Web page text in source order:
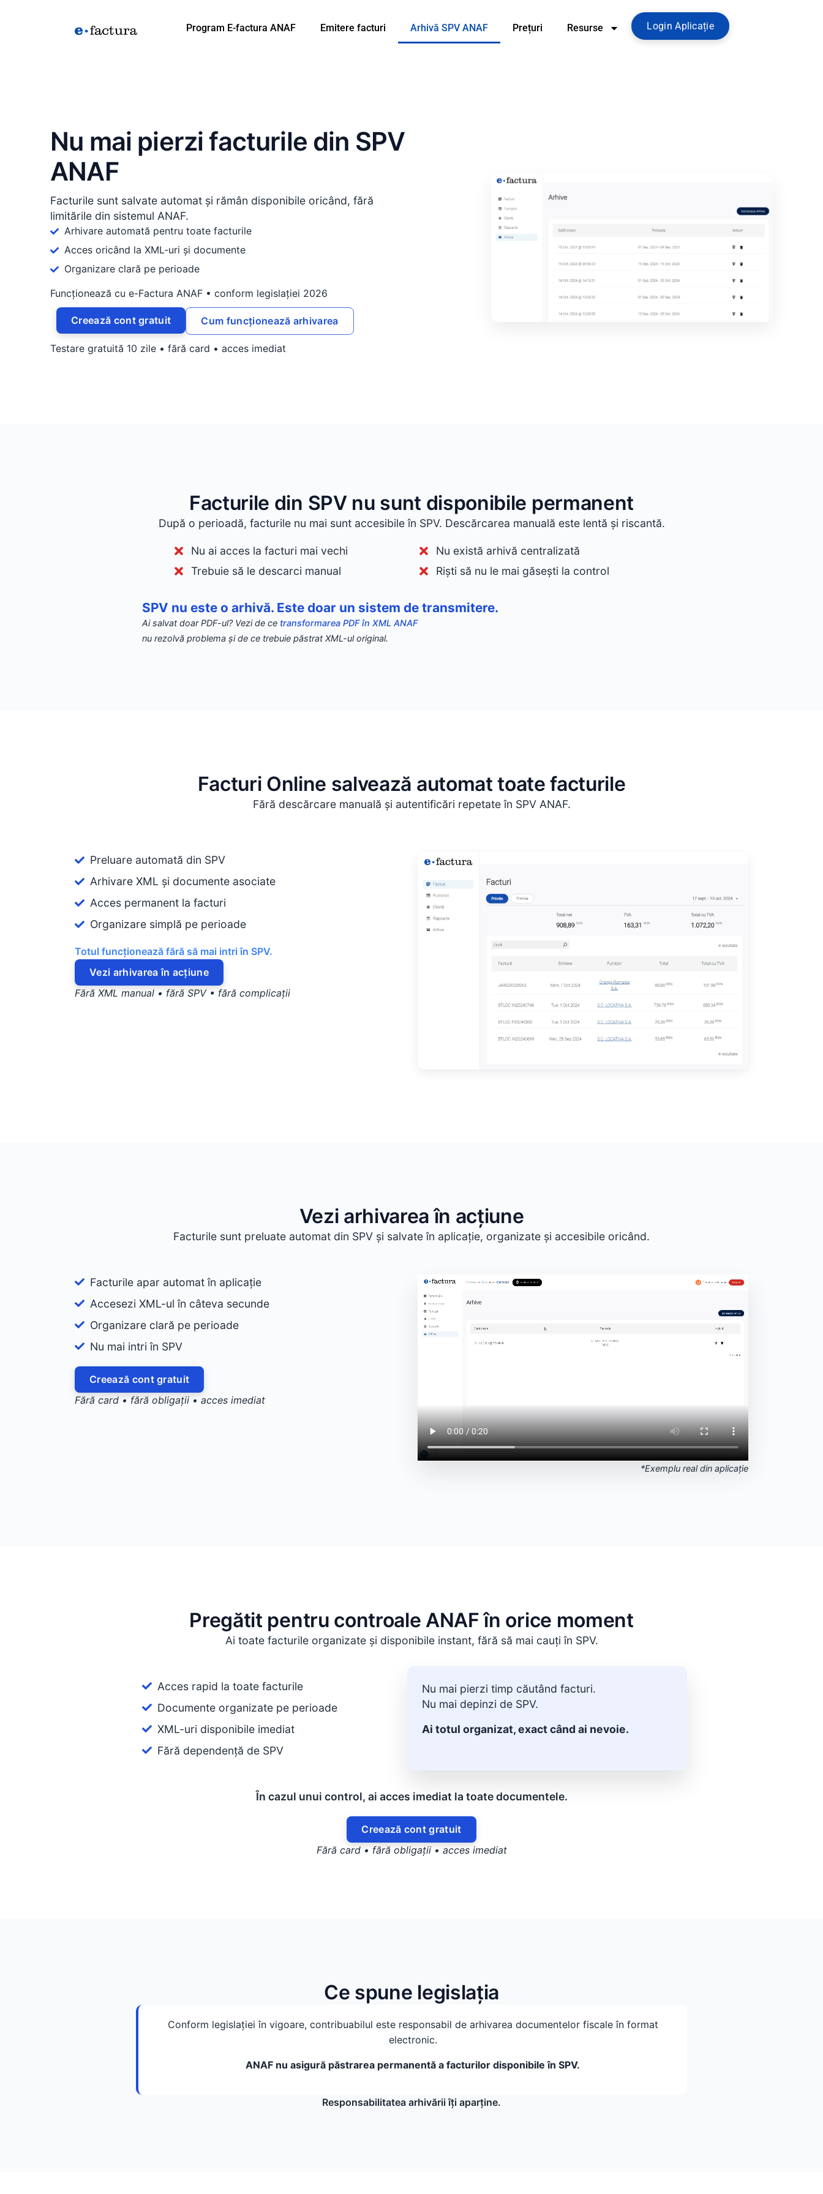
Program E-factura ANAF Emitere facturi Arhivă SPV ANAF Prețuri Resurse Login Aplicație
Nu mai pierzi facturile din SPV
ANAF
Facturile sunt salvate automat și rămân disponibile oricând, fără
limitările din sistemul ANAF.
Arhivare automată pentru toate facturile
Acces oricând la XML-uri și documente
Organizare clară pe perioade
Funcționează cu e-Factura ANAF • conform legislației 2026
Creează cont gratuit Cum funcționează arhivarea
Testare gratuită 10 zile • fără card • acces imediat
Facturile din SPV nu sunt disponibile permanent
După o perioadă, facturile nu mai sunt accesibile în SPV. Descărcarea manuală este lentă și riscantă.
Nu ai acces la facturi mai vechi
Trebuie să le descarci manual
Nu există arhivă centralizată
Rişti să nu le mai găsești la control
SPV nu este o arhivă. Este doar un sistem de transmitere.
Ai salvat doar PDF-ul? Vezi de ce transformarea PDF în XML ANAF
nu rezolvă problema și de ce trebuie păstrat XML-ul original.
Facturi Online salvează automat toate facturile
Fără descărcare manuală și autentificări repetate în SPV ANAF.
Preluare automată din SPV
Arhivare XML și documente asociate
Acces permanent la facturi
Organizare simplă pe perioade
Totul funcționează fără să mai intri în SPV.
Vezi arhivarea în acțiune
Fără XML manual • fără SPV • fără complicații
Vezi arhivarea în acțiune
Facturile sunt preluate automat din SPV și salvate în aplicație, organizate și accesibile oricând.
Facturile apar automat în aplicație
Accesezi XML-ul în câteva secunde
Organizare clară pe perioade
Nu mai intri în SPV
Creează cont gratuit
Fără card • fără obligații • acces imediat
*Exemplu real din aplicație
Pregătit pentru controale ANAF în orice moment
Ai toate facturile organizate și disponibile instant, fără să mai cauți în SPV.
Acces rapid la toate facturile
Documente organizate pe perioade
XML-uri disponibile imediat
Fără dependență de SPV
Nu mai pierzi timp căutând facturi.
Nu mai depinzi de SPV.
Ai totul organizat, exact când ai nevoie.
În cazul unui control, ai acces imediat la toate documentele.
Creează cont gratuit
Fără card • fără obligații • acces imediat
Ce spune legislația
Conform legislației în vigoare, contribuabilul este responsabil de arhivarea documentelor fiscale în format
electronic.
ANAF nu asigură păstrarea permanentă a facturilor disponibile în SPV.
Responsabilitatea arhivării îți aparține.